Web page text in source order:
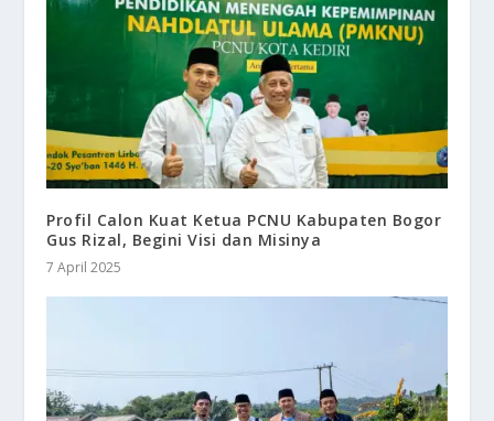
Profil Calon Kuat Ketua PCNU Kabupaten Bogor
Gus Rizal, Begini Visi dan Misinya
7 April 2025